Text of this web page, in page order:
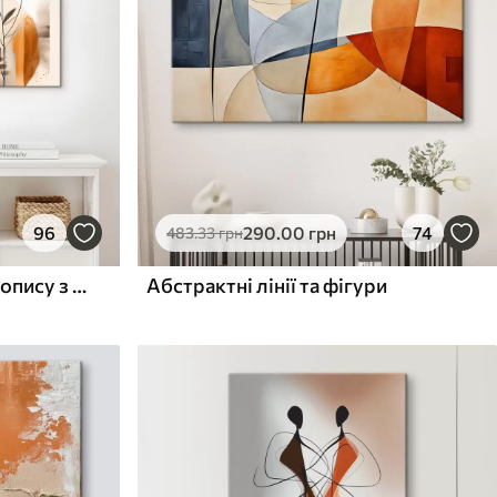
96
Абстрактна імітація живопису з помаранчевими та сірими колами, листям і гілками, сучасний стиль, ефект акварелі
483.33грн290.00 грн 74
Абстрактні лінії та фігури